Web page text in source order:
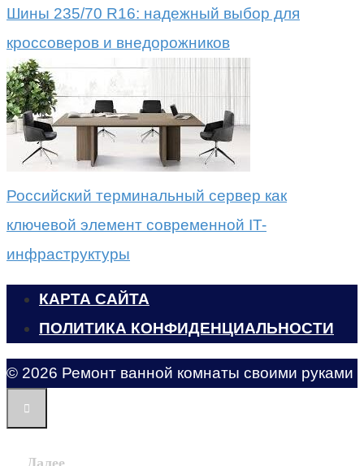
Шины 235/70 R16: надежный выбор для
кроссоверов и внедорожников
Российский терминальный сервер как
ключевой элемент современной IT-
инфраструктуры
КАРТА САЙТА
ПОЛИТИКА КОНФИДЕНЦИАЛЬНОСТИ
© 2026 Ремонт ванной комнаты своими руками
Далее